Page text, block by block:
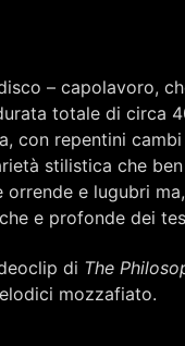
– capolavoro,
totale di circa
con repentini
stilistica che
orrende e lugubri
e profonde dei
di The
mozzafiato.